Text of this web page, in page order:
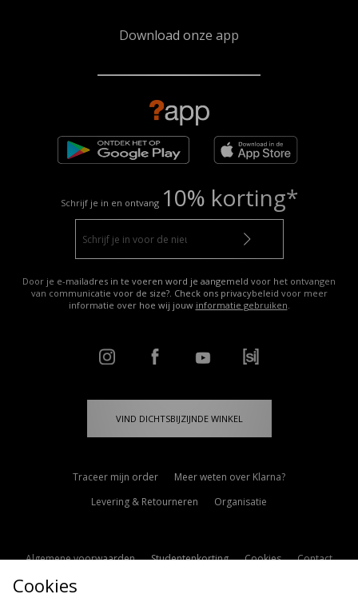
Download onze app
Schrijf je in en ontvang 10% korting*
Door je e-mailadres in te voeren word je aangemeld voor het ontvangen
van communicatie voor de size?. Check ons privacybeleid voor meer
informatie over hoe wij jouw informatie gebruiken.
VIND DICHTSBIJZIJNDE WINKEL
Traceer mijn order
Meer weten over Klarna?
Levering & Retourneren
Organisatie
Algemene voorwaarden Studentenkorting Cookies
Contact
Cookie Instellingen
Cookies